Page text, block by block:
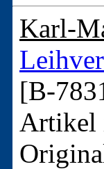
Karl-
[B-
Artikel